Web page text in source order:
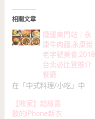
相關文章
捷運東門站｜永
康牛肉麵,永康街
老字號美食,2018
台北必比登推介
餐廳
在「中式料理/小吃」中
【敗家】超級喜
歡的iPhone新衣